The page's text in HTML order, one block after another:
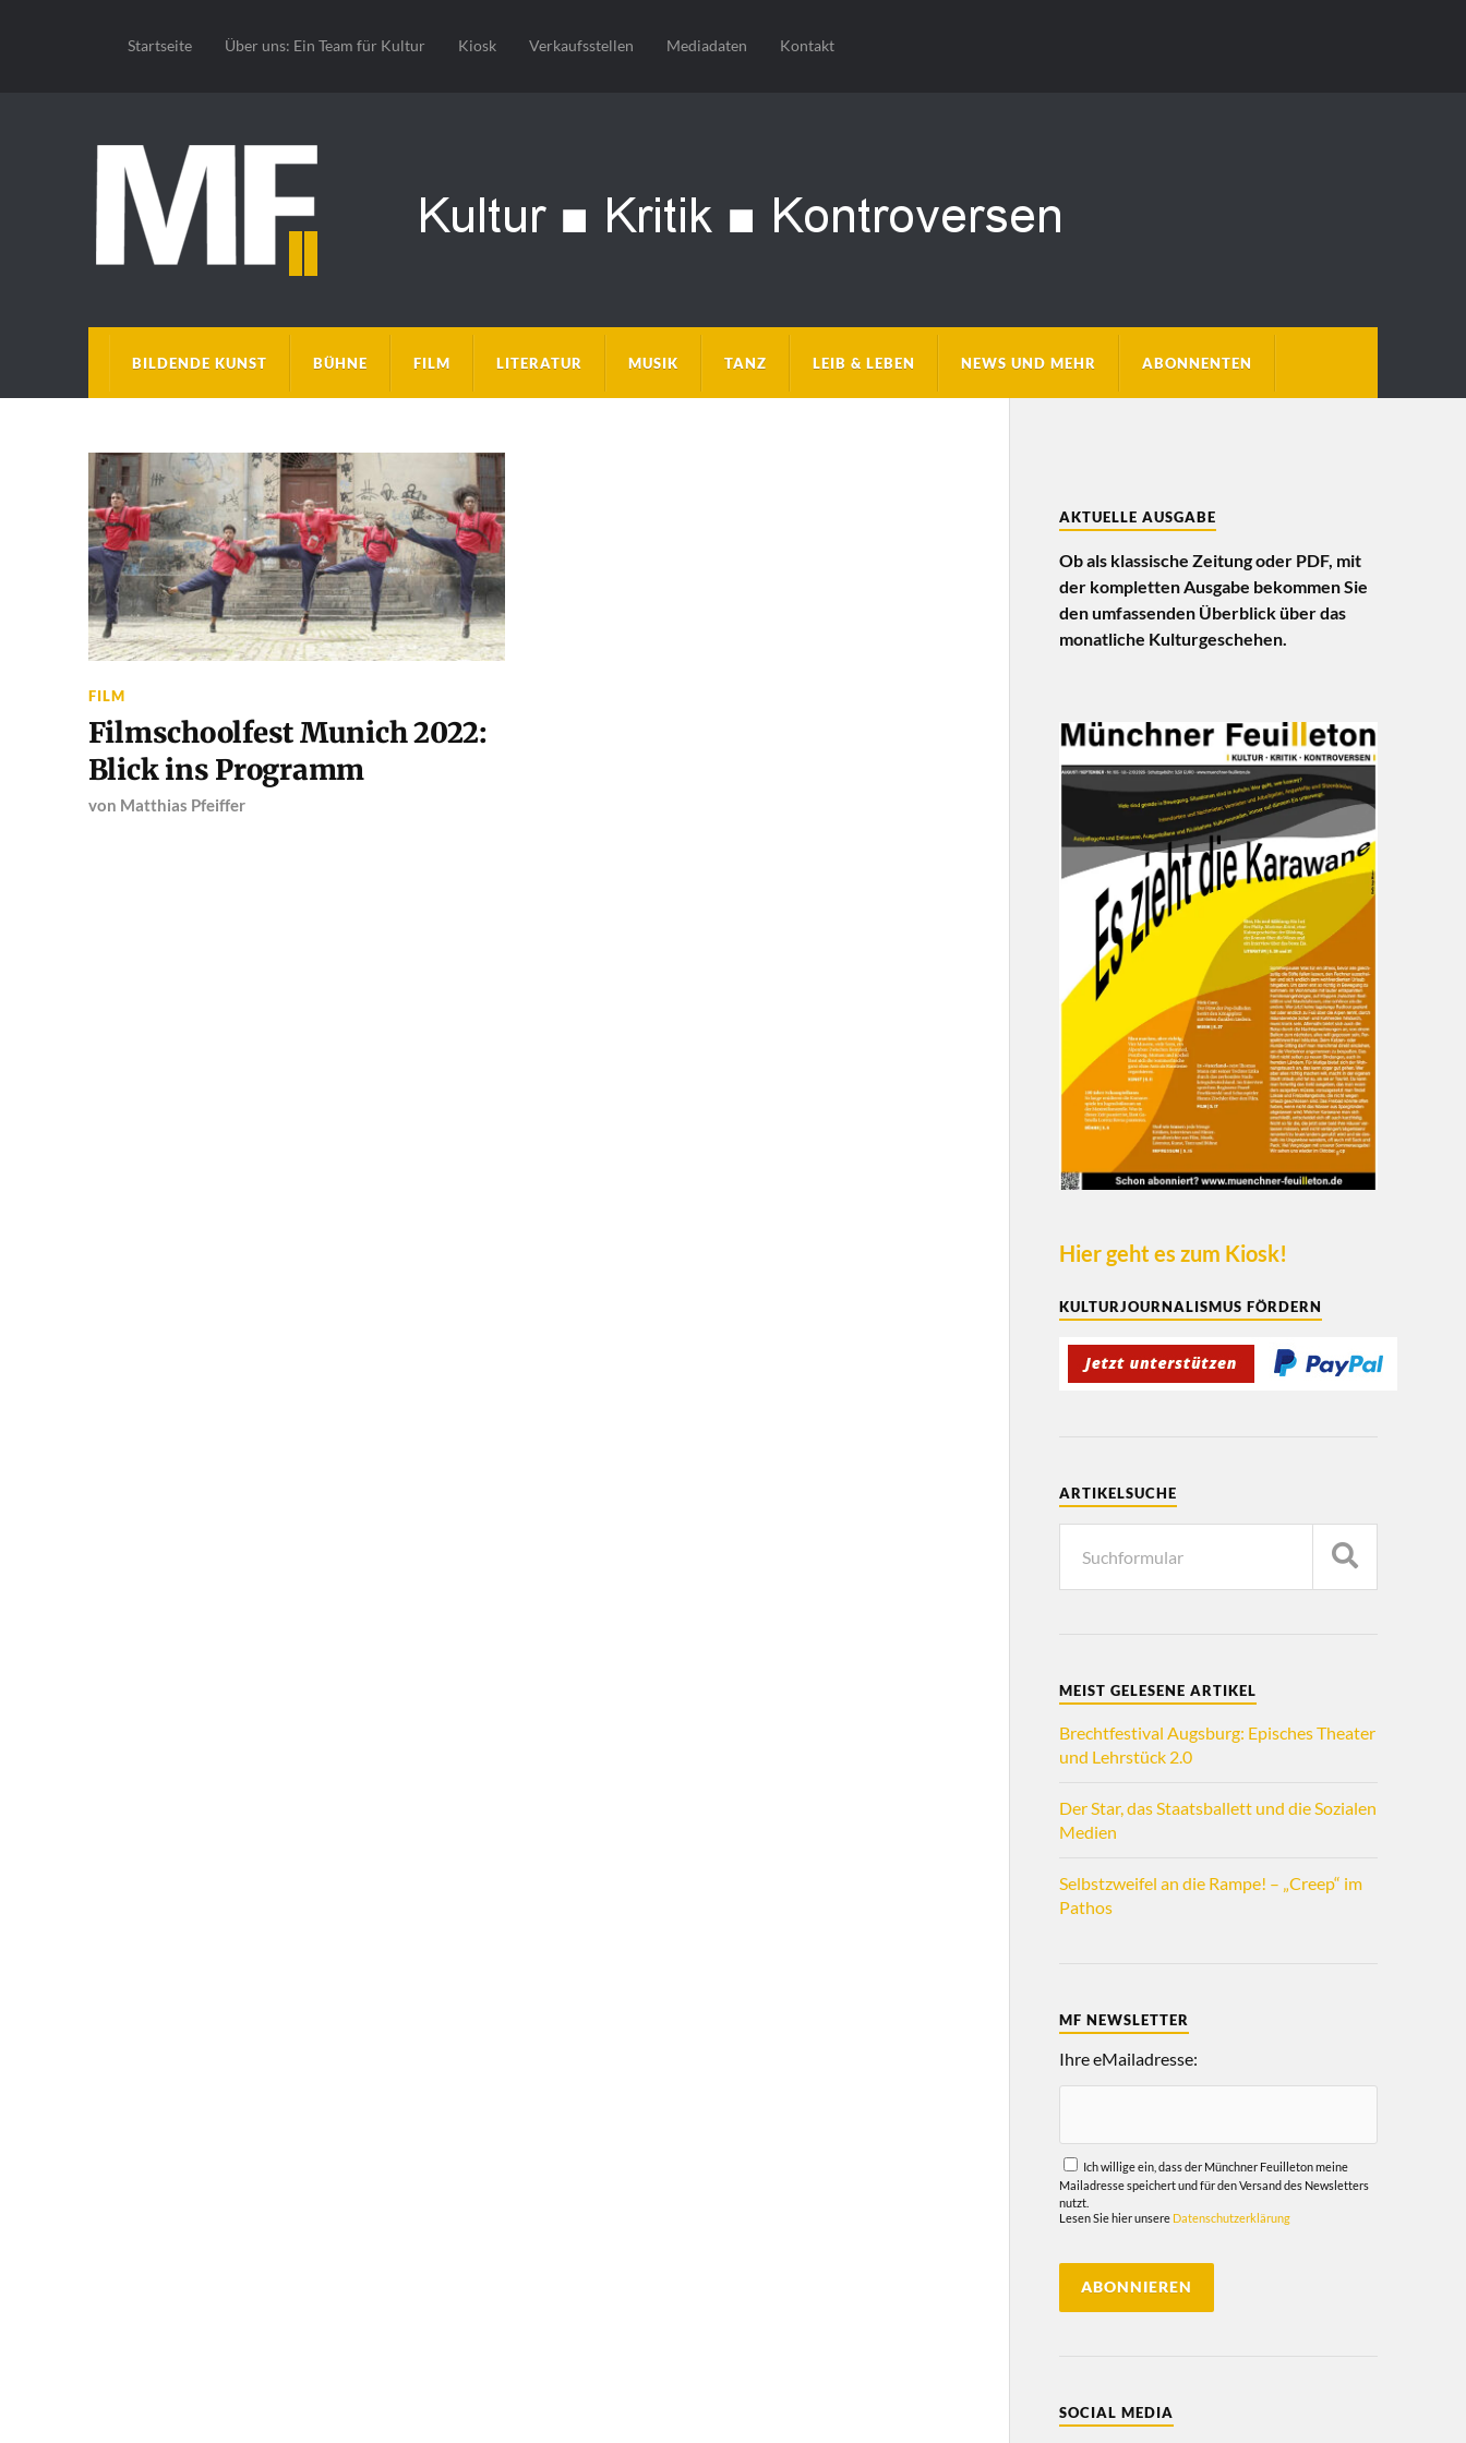
Startseite Über uns: Ein Team für Kultur Kiosk Verkaufsstellen Mediadaten Kontakt
BILDENDE KUNST BÜHNE FILM LITERATUR MUSIK TANZ LEIB & LEBEN NEWS UND MEHR ABONNENTEN
FILM
Filmschoolfest Munich 2022:
Blick ins Programm
von Matthias Pfeiffer
AKTUELLE AUSGABE
Ob als klassische Zeitung oder PDF, mit
der kompletten Ausgabe bekommen Sie
den umfassenden Überblick über das
monatliche Kulturgeschehen.
Hier geht es zum Kiosk!
KULTURJOURNALISMUS FÖRDERN
ARTIKELSUCHE
MEIST GELESENE ARTIKEL
Brechtfestival Augsburg: Episches Theater
und Lehrstück 2.0
Der Star, das Staatsballett und die Sozialen
Medien
Selbstzweifel an die Rampe! – „Creep“ im
Pathos
MF NEWSLETTER
Ihre eMailadresse:
Ich willige ein, dass der Münchner Feuilleton meine
Mailadresse speichert und für den Versand des Newsletters
nutzt.
Lesen Sie hier unsere Datenschutzerklärung
SOCIAL MEDIA